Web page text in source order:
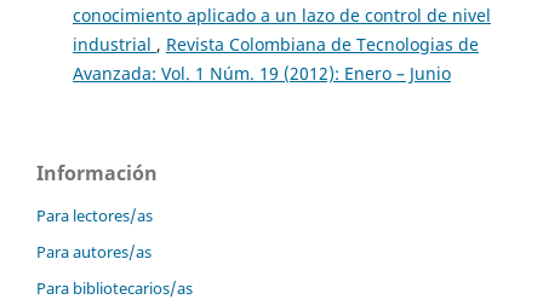
conocimiento aplicado a un lazo de control de nivel
industrial , Revista Colombiana de Tecnologias de
Avanzada: Vol. 1 Núm. 19 (2012): Enero – Junio
Información
Para lectores/as
Para autores/as
Para bibliotecarios/as